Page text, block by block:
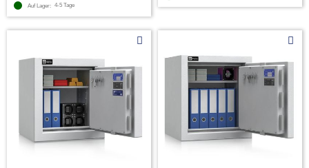
Auf Lager: 4-5 Tage